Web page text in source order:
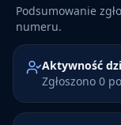
Podsumowanie
numeru.
Aktywność
Zgłoszono 0